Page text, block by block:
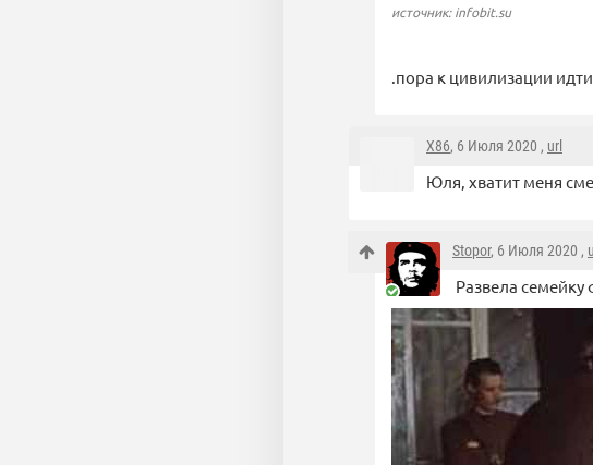
источник: infobit.su
.пора к цивилизации
X86, 6 Июля 2020 , url
Юля, хватит меня
Stopor, 6 Июля 2020 ,
Развела